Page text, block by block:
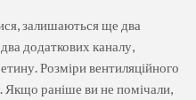
залишаються ще два
додаткових каналу,
Розміри вентиляційного
раніше ви не помічали,